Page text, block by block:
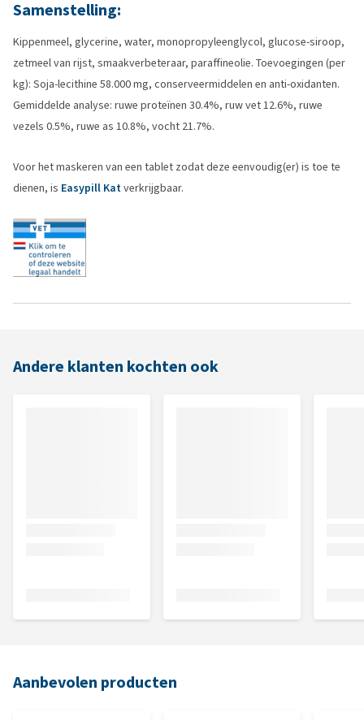
Samenstelling:
Kippenmeel, glycerine, water, monopropyleenglycol, glucose-siroop,
zetmeel van rijst, smaakverbeteraar, paraffineolie. Toevoegingen (per
kg): Soja-lecithine 58.000 mg, conserveermiddelen en anti-oxidanten.
Gemiddelde analyse: ruwe proteïnen 30.4%, ruw vet 12.6%, ruwe
vezels 0.5%, ruwe as 10.8%, vocht 21.7%.
Voor het maskeren van een tablet zodat deze eenvoudig(er) is toe te
dienen, is Easypill Katverkrijgbaar.
Andere klanten kochten ook
Aanbevolen producten